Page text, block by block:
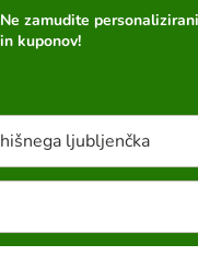
Ne zamudite
in kuponov!
ljubljenčka